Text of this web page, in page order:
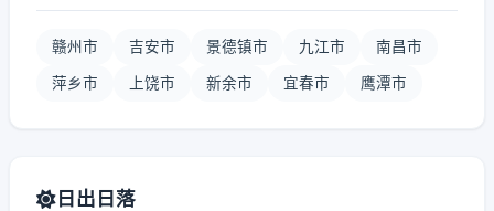
赣州市 吉安市 景德镇市 九江市 南昌市
萍乡市 上饶市 新余市 宜春市 鹰潭市
日出日落